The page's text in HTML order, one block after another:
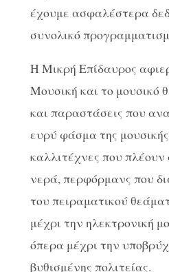
έχουμε ασφαλέστερα
συνολικό
Η Μικρή Επίδαυρος
Μουσική και το μουσικό
και παραστάσεις που
ευρύ φάσμα της
καλλιτέχνες που
νερά, περφόρμανς που
του πειραματικού
μέχρι την ηλεκτρονική
όπερα μέχρι την
βυθισμένης πολιτείας.